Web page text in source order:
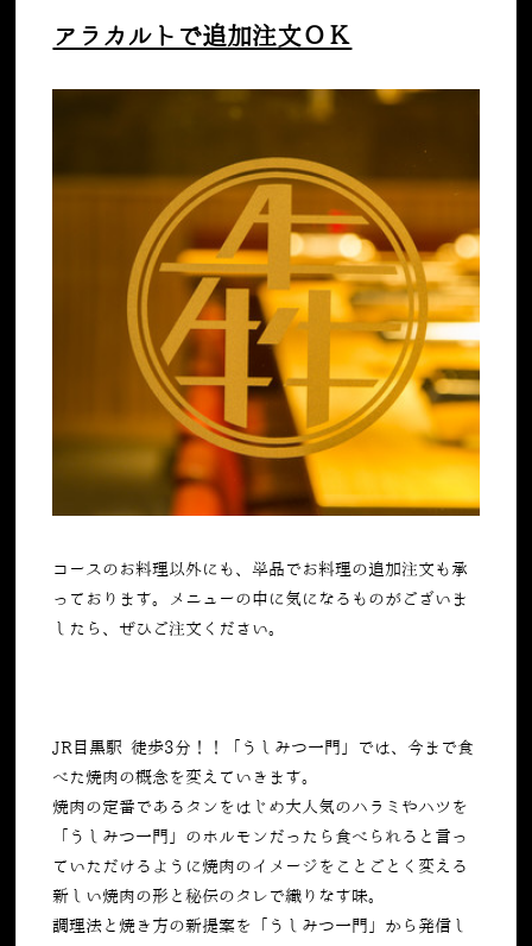
アラカルトで追加注文ＯＫ
コースのお料理以外にも、単品でお料理の追加注文も承
っております。メニューの中に気になるものがございま
したら、ぜひご注文ください。
JR目黒駅 徒歩3分！！「うしみつ一門」では、今まで食
べた焼肉の概念を変えていきます。
焼肉の定番であるタンをはじめ大人気のハラミやハツを
「うしみつ一門」のホルモンだったら食べられると言っ
ていただけるように焼肉のイメージをことごとく変える
新しい焼肉の形と秘伝のタレで織りなす味。
調理法と焼き方の新提案を「うしみつ一門」から発信し